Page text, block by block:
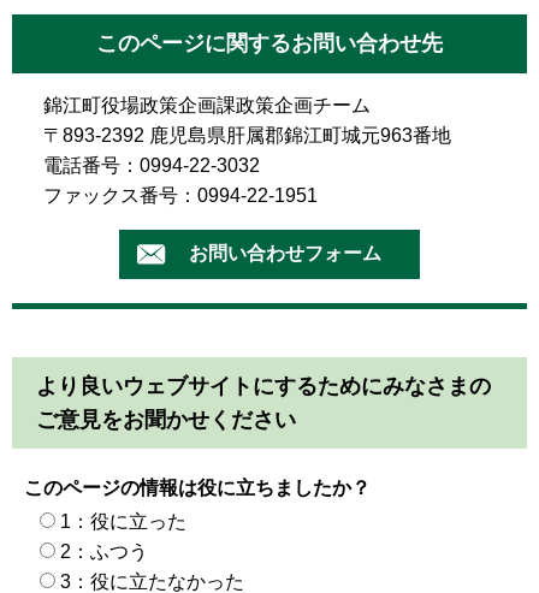
このページに関するお問い合わせ先
錦江町役場政策企画課政策企画チーム
〒893-2392 鹿児島県肝属郡錦江町城元963番地
電話番号：0994-22-3032
ファックス番号：0994-22-1951
より良いウェブサイトにするためにみなさまの
ご意見をお聞かせください
このページの情報は役に立ちましたか？
1：役に立った
2：ふつう
3：役に立たなかった